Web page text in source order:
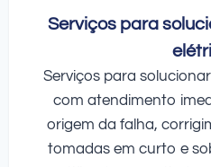
Serviços para
Serviços para
com atendimento
origem da falha,
tomadas em curto e